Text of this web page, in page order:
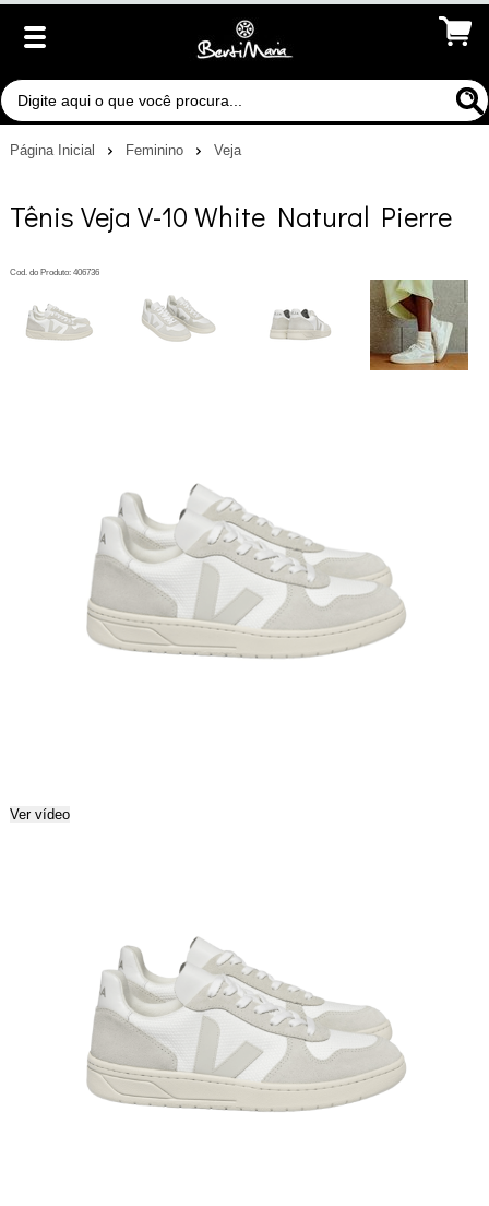
Página Inicial Feminino Veja
Tênis Veja V-10 White Natural Pierre
Cod. do Produto: 406736
Ver vídeo